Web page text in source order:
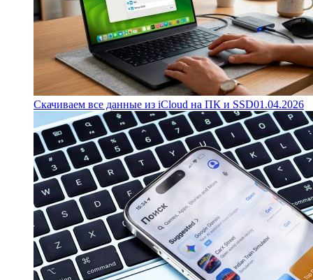
Скачиваем все данные из iCloud на ПК и SSD01.04.2026